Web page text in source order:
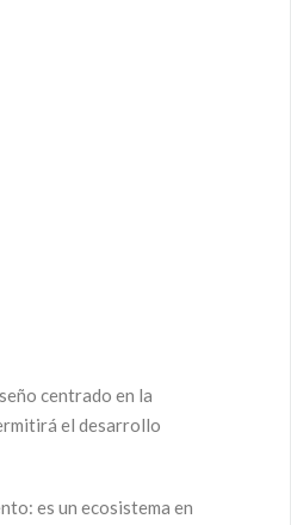
centrado en la
el desarrollo
es un ecosistema en